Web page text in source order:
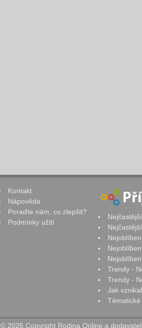
Kontakt
Nápověda
Poraďte nám, co zlepšit?
Podmínky užití
Trendy -
Trendy -
Jak
© 2026 Copyright Rodina Online a